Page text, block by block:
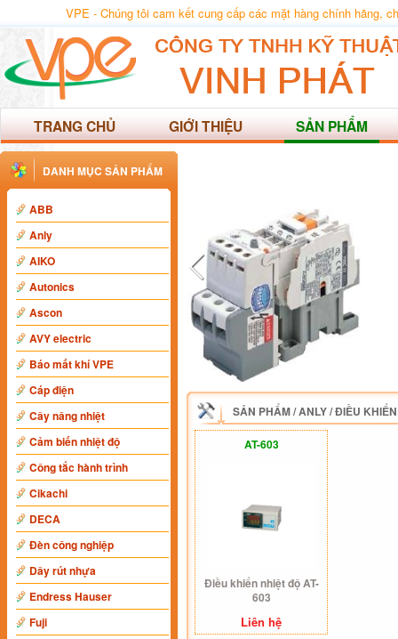
VPE - Chúng tôi cam kết cung cấp các mặt hàng chính hãng,
TRANG CHỦ GIỚI THIỆU SẢN PHẨM
DANH MỤC SẢN PHẨM
ABB
Anly
AIKO
Autonics
Ascon
AVY electric
Báo mất khí VPE
Cáp điện
Cây nâng nhiệt
Cảm biến nhiệt độ
Công tắc hành trình
Cikachi
DECA
Đèn công nghiệp
Dây rút nhựa
Endress Hauser
Fuji
SẢN PHẨM/ANLY/ĐIỀU
AT-603
Điều khiển nhiệt độ AT-
603
Liên hệ